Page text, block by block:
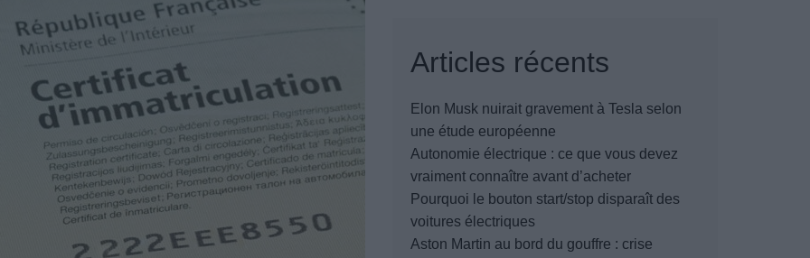
Articles récents
Elon Musk nuirait gravement à Tesla selon
une étude européenne
Autonomie électrique : ce que vous devez
vraiment connaître avant d’acheter
Pourquoi le bouton start/stop disparaît des
voitures électriques
Aston Martin au bord du gouffre : crise